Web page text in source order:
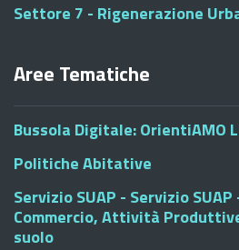
Settore 7 - Rigenerazione
Aree Tematiche
Bussola Digitale: OrientiAMO
Politiche Abitative
Servizio SUAP - Servizio
Commercio, Attività
suolo